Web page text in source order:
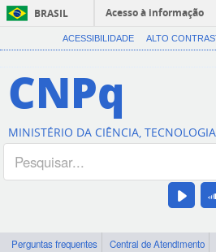
BRASIL
Acesso à informação
ACESSIBILIDADE ALTO
CNPq
MINISTÉRIO DA CIÊNCIA,
Perguntas frequentes Central de Atendimento